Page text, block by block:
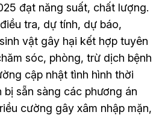
đạt năng suất, chất lượng.
tra, dự tính, dự báo,
vật gây hại kết hợp tuyên
sóc, phòng, trừ dịch bệnh
cập nhật tình hình thời
sẵn sàng các phương án
cường gây xâm nhập mặn,